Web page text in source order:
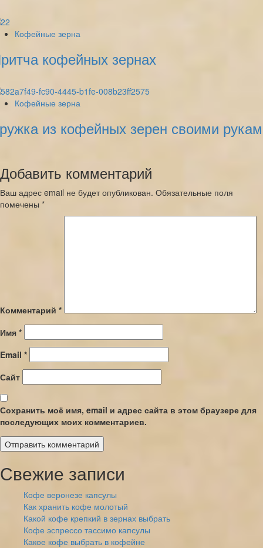
Кофейные зерна
кофейных зернах
Кофейные зерна
из кофейных зерен своими
Добавить комментарий
Ваш адрес email не будет опубликован. Обязательные поля
помечены *
Комментарий *
Имя *
Email *
Сайт
Сохранить моё имя, email и адрес сайта в этом браузере для
последующих моих комментариев.
Свежие записи
Кофе веронезе капсулы
Как хранить кофе молотый
Какой кофе крепкий в зернах выбрать
Кофе эспрессо тассимо капсулы
Какое кофе выбрать в кофейне